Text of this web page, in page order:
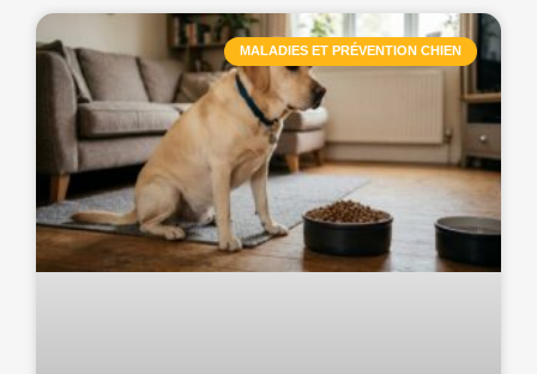
MALADIES ET PRÉVENTION CHIEN